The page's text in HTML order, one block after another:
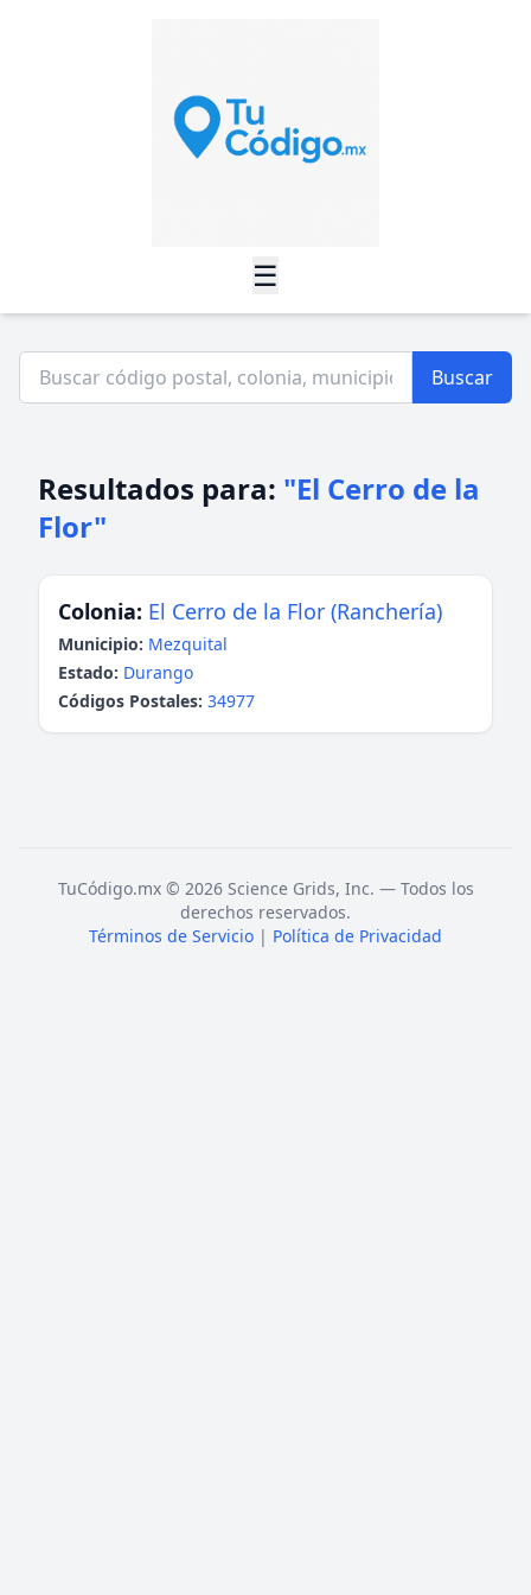
☰
Buscar
Resultados para: "El Cerro de la
Flor"
Colonia: El Cerro de la Flor (Ranchería)
Municipio: Mezquital
Estado: Durango
Códigos Postales: 34977
TuCódigo.mx © 2026 Science Grids, Inc. — Todos los
derechos reservados.
Términos de Servicio | Política de Privacidad